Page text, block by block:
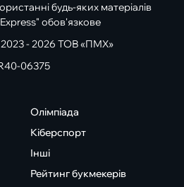
будь-яких матеріалів
обов'язкове
2023 - 2026 ТОВ «ПМХ»
06375
Олімпіада
Кіберспорт
Інші
Рейтинг букмекерів